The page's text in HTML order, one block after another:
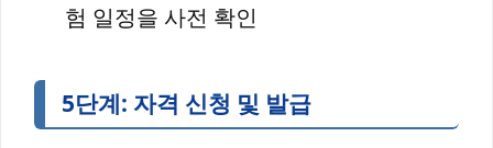
험 일정을 사전 확인
5단계: 자격 신청 및 발급